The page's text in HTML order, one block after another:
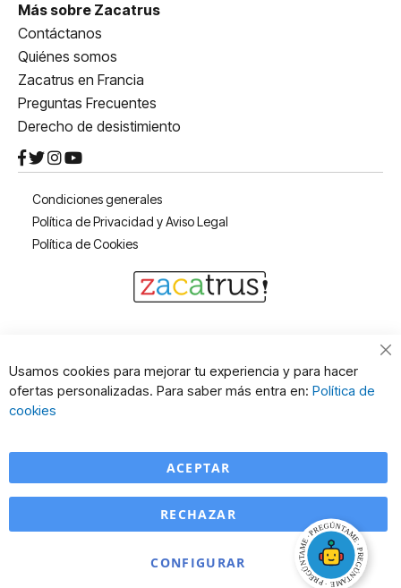
Más sobre Zacatrus
Contáctanos
Quiénes somos
Zacatrus en Francia
Preguntas Frecuentes
Derecho de desistimiento
Condiciones generales
Política de Privacidad y Aviso Legal
Política de Cookies
Usamos cookies para mejorar tu experiencia y para hacer
ofertas personalizadas. Para saber más entra en: Política de
cookies
ACEPTAR
CONFIGURAR
RECHAZAR